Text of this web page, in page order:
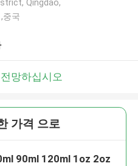
Qingdao,
중국
망하십시오
가격 으로
90ml 120ml 1oz 2oz